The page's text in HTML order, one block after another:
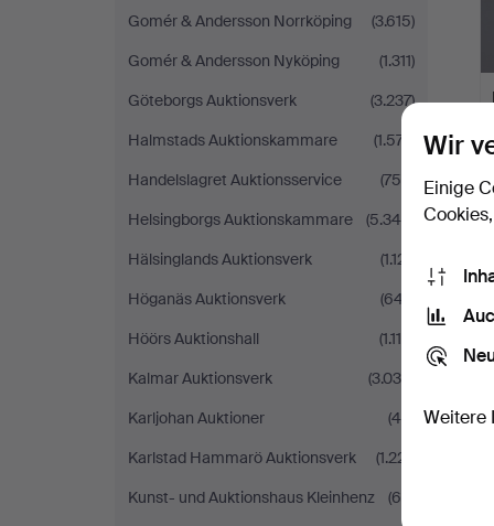
Gomér & Andersson Norrköping
(3.615)
Gomér & Andersson Nyköping
(1.311)
Göteborgs Auktionsverk
(3.237)
Halmstads Auktionskammare
(1.577)
Handelslagret Auktionsservice
(756)
Helsingborgs Auktionskammare
(5.340)
Hälsinglands Auktionsverk
(1.121)
Höganäs Auktionsverk
(647)
Höörs Auktionshall
(1.114)
Kalmar Auktionsverk
(3.038)
Karljohan Auktioner
(46)
Karlstad Hammarö Auktionsverk
(1.221)
Kunst- und Auktionshaus Kleinhenz
(69)
Wir
Einige
Weitere